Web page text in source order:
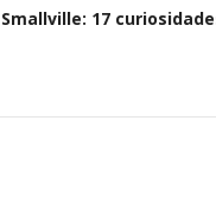
Smallville: 17